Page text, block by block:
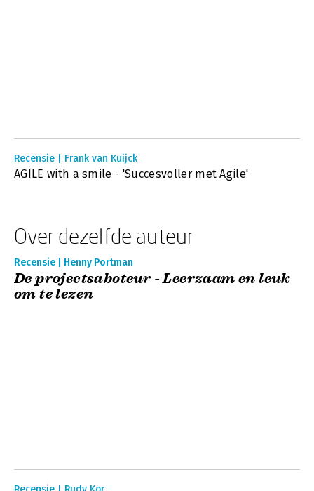
Recensie | Frank van Kuijck
AGILE with a smile - 'Succesvoller met Agile'
Over dezelfde auteur
Recensie | Henny Portman
De projectsaboteur - Leerzaam en leuk
om te lezen